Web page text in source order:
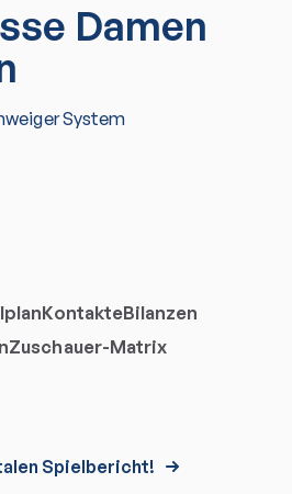
Damen
System
KontakteBilanzen
Zuschauer-Matrix
Spielbericht!